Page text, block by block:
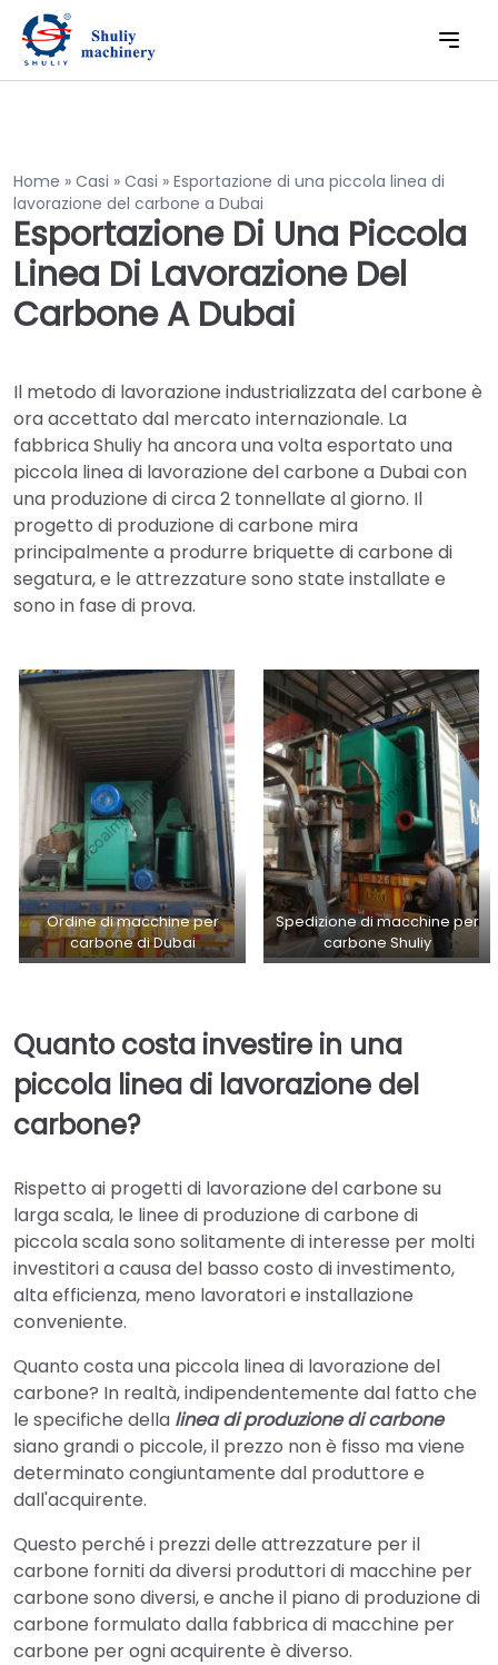
Home » Casi » Casi » Esportazione di una piccola linea di
lavorazione del carbone a Dubai
Esportazione Di Una Piccola
Linea Di Lavorazione Del
Carbone A Dubai
Il metodo di lavorazione industrializzata del carbone è
ora accettato dal mercato internazionale. La
fabbrica Shuliy ha ancora una volta esportato una
piccola linea di lavorazione del carbone a Dubai con
una produzione di circa 2 tonnellate al giorno. Il
progetto di produzione di carbone mira
principalmente a produrre briquette di carbone di
segatura, e le attrezzature sono state installate e
sono in fase di prova.
Ordine di macchine per
carbone di Dubai
Spedizione di macchine per
carbone Shuliy
Quanto costa investire in una
piccola linea di lavorazione del
carbone?
Rispetto ai progetti di lavorazione del carbone su
larga scala, le linee di produzione di carbone di
piccola scala sono solitamente di interesse per molti
investitori a causa del basso costo di investimento,
alta efficienza, meno lavoratori e installazione
conveniente.
Quanto costa una piccola linea di lavorazione del
carbone? In realtà, indipendentemente dal fatto che
le specifiche della linea di produzione di carbone
siano grandi o piccole, il prezzo non è fisso ma viene
determinato congiuntamente dal produttore e
dall'acquirente.
Questo perché i prezzi delle attrezzature per il
carbone forniti da diversi produttori di macchine per
carbone sono diversi, e anche il piano di produzione di
carbone formulato dalla fabbrica di macchine per
carbone per ogni acquirente è diverso.